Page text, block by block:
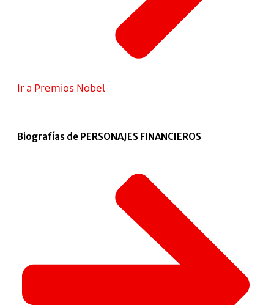
Ir a Premios Nobel
Biografías de PERSONAJES FINANCIEROS